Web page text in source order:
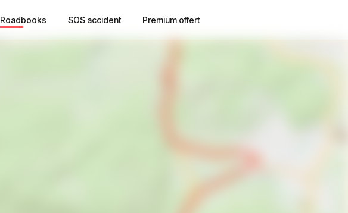
Roadbooks SOS accident Premium offert